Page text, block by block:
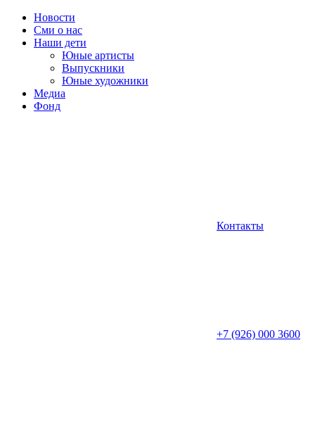
Новости
Сми о нас
Наши дети
Юные артисты
Выпускники
Юные художники
Медиа
Фонд
Контакты
+7 (926) 000 3600